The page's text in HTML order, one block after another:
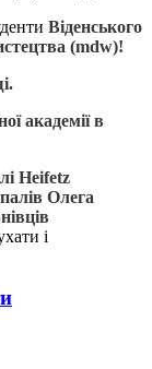
Віденського
(mdw)!
академії в
Heifetz
Олега
і